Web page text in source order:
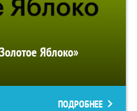
Яблоко»
ПОДРОБНЕЕ